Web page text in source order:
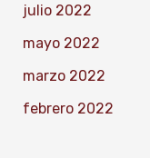
julio 2022
mayo 2022
marzo 2022
febrero 2022